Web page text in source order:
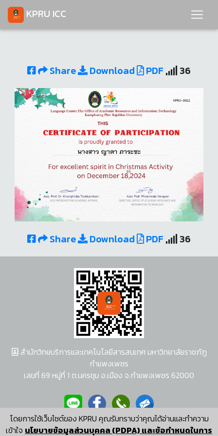
KPRU ICC
Share Download PDF 36
Share Download PDF 36
โดยการใช้เว็บไซต์ของ KPRU คุณรับทราบว่าคุณได้อ่านและทำความ
เข้าใจ นโยบายข้อมูลส่วนบุคคล (PDPA) และข้อกำหนดในการ
สำนักวิทยบริการและเทคโนโลยีสารสนเทศ มหาวิทยาลัยราชภัฏ
กำแพงเพชร
เลขที่ 69 หมู่ที่ 1 ต.นครชุม อ.เมือง จ.กำแพงเพชร 62000
ผู้พัฒนาระบบ อนุชา พวงผกา